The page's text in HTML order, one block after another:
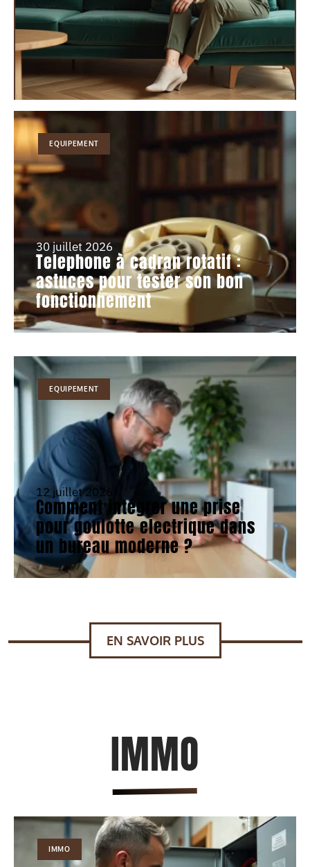
EQUIPEMENT
30 juillet 2026
Telephone à cadran rotatif :
astuces pour tester son bon
fonctionnement
EQUIPEMENT
12 juillet 2026
Comment intégrer une prise
pour goulotte electrique dans
un bureau moderne ?
EN SAVOIR PLUS
IMMO
IMMO